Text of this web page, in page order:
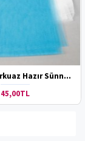
Fiyonklu Turkuaz Hazır Sünnet Kapı Süsü
45,00TL